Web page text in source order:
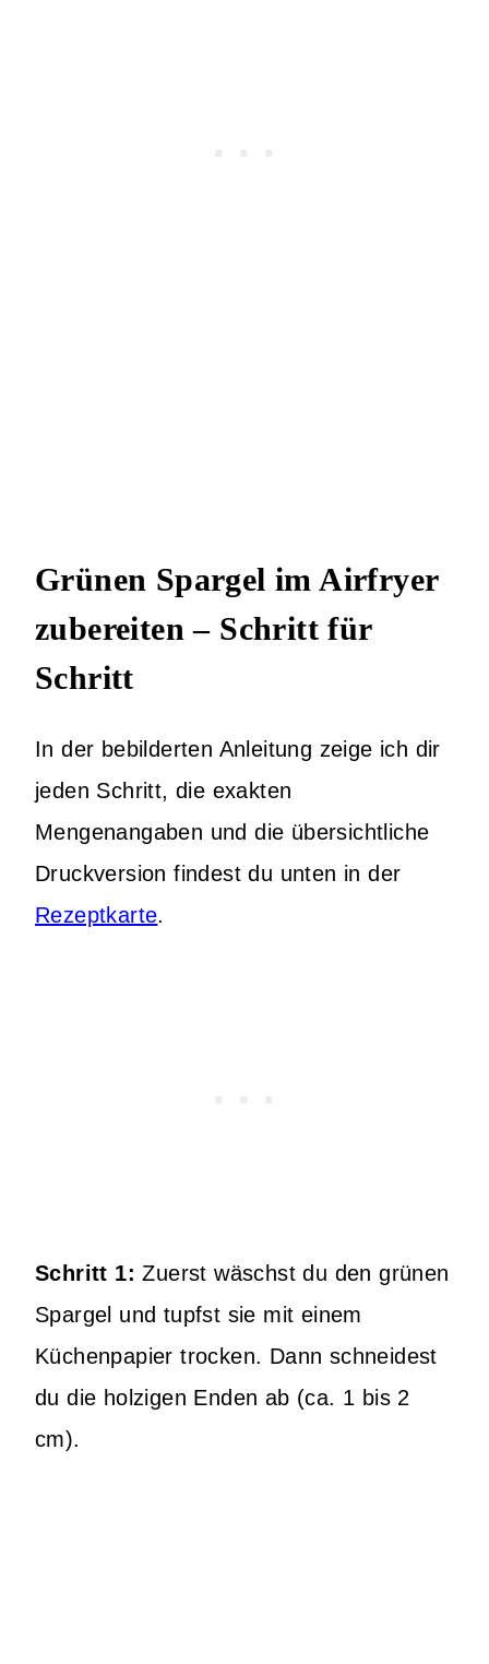
Grünen Spargel im Airfryer
zubereiten – Schritt für
Schritt
In der bebilderten Anleitung zeige ich dir
jeden Schritt, die exakten
Mengenangaben und die übersichtliche
Druckversion findest du unten in der
Rezeptkarte.
Schritt 1: Zuerst wäschst du den grünen
Spargel und tupfst sie mit einem
Küchenpapier trocken. Dann schneidest
du die holzigen Enden ab (ca. 1 bis 2
cm).